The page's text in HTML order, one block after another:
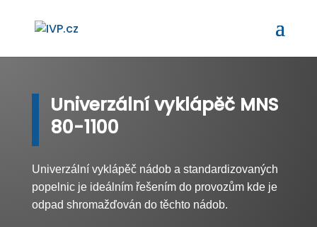
Univerzální vyklápěč MNS
80-1100
Univerzální vyklápěč nádob a standardizovaných
popelnic je ideálním řešením do provozům kde je
odpad shromažďován do těchto nádob.